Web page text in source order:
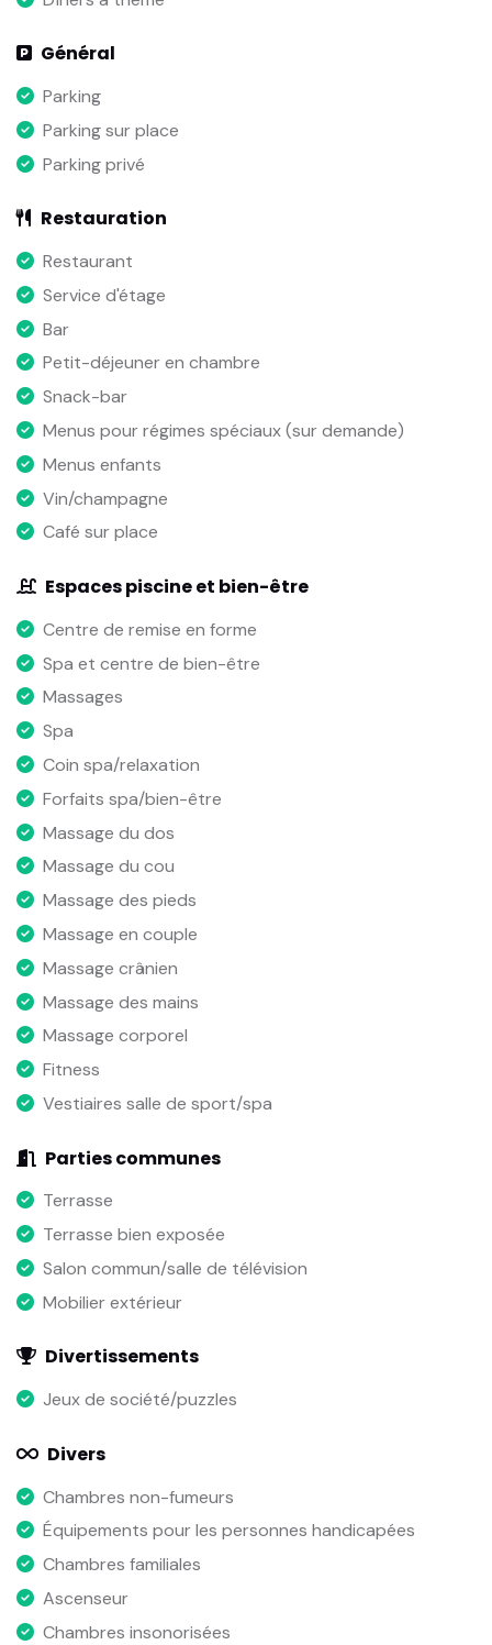
Général
Parking
Parking sur place
Parking privé
Restauration
Restaurant
Service d'étage
Bar
Petit-déjeuner en chambre
Snack-bar
Menus pour régimes spéciaux (sur demande)
Menus enfants
Vin/champagne
Café sur place
Espaces piscine et bien-être
Centre de remise en forme
Spa et centre de bien-être
Massages
Spa
Coin spa/relaxation
Forfaits spa/bien-être
Massage du dos
Massage du cou
Massage des pieds
Massage en couple
Massage crânien
Massage des mains
Massage corporel
Fitness
Vestiaires salle de sport/spa
Parties communes
Terrasse
Terrasse bien exposée
Salon commun/salle de télévision
Mobilier extérieur
Divertissements
Jeux de société/puzzles
Divers
Chambres non-fumeurs
Équipements pour les personnes handicapées
Chambres familiales
Ascenseur
Chambres insonorisées